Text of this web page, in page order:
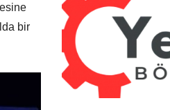
bir